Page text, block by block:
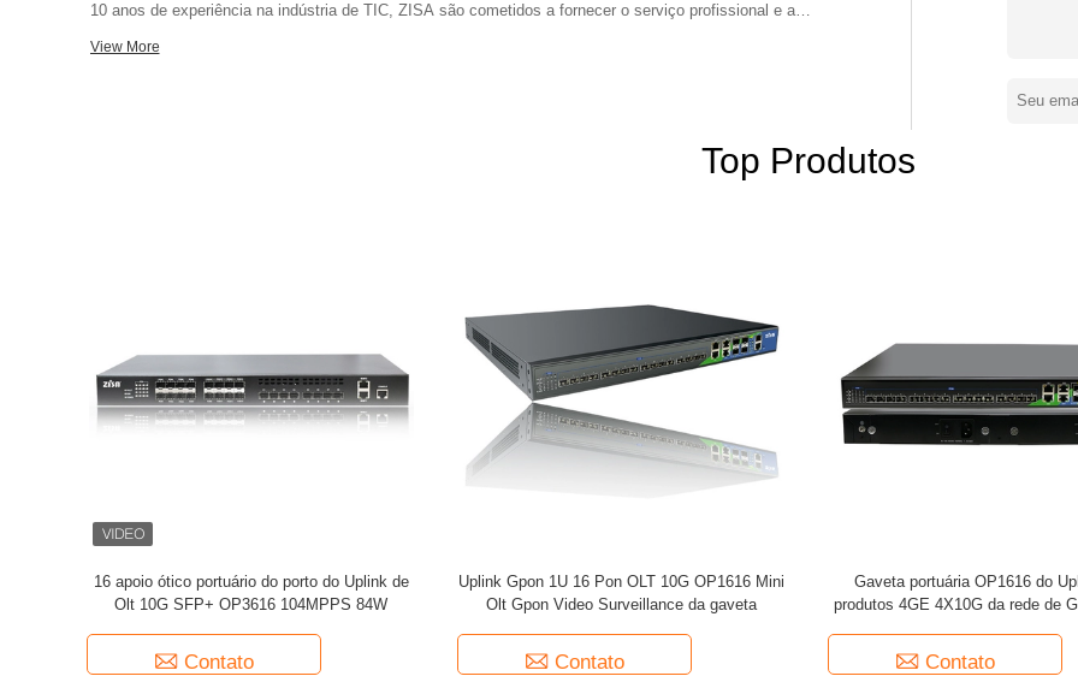
10 anos de experiência na indústria de TIC, ZISA são cometidos a fornecer o serviço profissional e a
solução ao cliente ultramarino, fazendo a inovação contínua para cumprir as exigências de clientes. Como
às várias indústrias verticais! Para manter a vantagem técnica e a solução inovativa, ZISA investem mais
computador, monofone e ainda mais Ids espertos. Como o sócio de ZISA, a comunicação será mais fácil
óticas passivas do acesso à rede para empresas, prestadores de serviços do Internet (ISPs), e
operadores de sistema múltiplo (MSOs). Baseado na tecnologia de PON, permite o acesso por todos os
meios. xDSL DSLAM para ADSL/VDSL/SHDSL CO e CPE Pelo twisted pair do tanoeiro transmitir os
dados e a tecnologia de voice.the principalmente tem ADSL2+, VDSL2, vetor, G.fast, G.SHDSL Switchs
estabelecer conexões de rede wireless de alta velocidade, seguras, e seguras para aplicações internas e
rapidamente, nossos clientes é distribuído atualmente principalmente em Americas, em Ásia e em
3Sudeste Asiático; o resto está em Europa e Oceania region.ZISA espera cooperar com você todo para
Vantagens de ZISA Foco 01 na produção A introdução do nível avançado do mundo de comunicações
View More
Top Produtos
16 apoio ótico portuário do porto do Uplink de
Olt 10G SFP+ OP3616 104MPPS 84W
Contato
Uplink Gpon 1U 16 Pon OLT 10G OP1616 Mini
Olt Gpon Video Surveillance da gaveta
Contato
Gaveta portuária OP1616 do
produtos 4GE 4X10G da rede de
Contato